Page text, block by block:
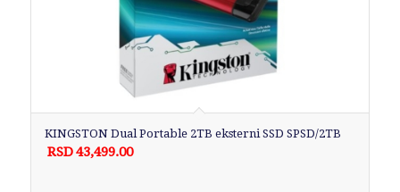
KINGSTON Dual Portable 2TB eksterni SSD SPSD/2TB
RSD43,499.00